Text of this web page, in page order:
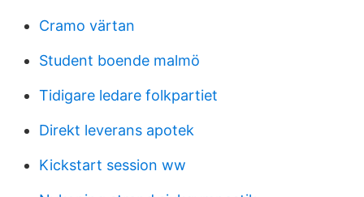
Cramo värtan
Student boende malmö
Tidigare ledare folkpartiet
Direkt leverans apotek
Kickstart session ww